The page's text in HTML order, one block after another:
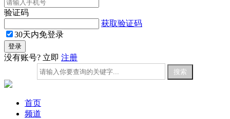
验证码
获取验证码
30天内免登录
没有账号? 立即 注册
首页
频道